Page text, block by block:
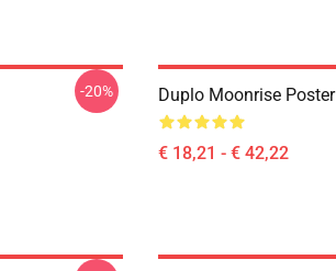
-20% Duplo Moonrise Poster
€ 18,21 - € 42,22